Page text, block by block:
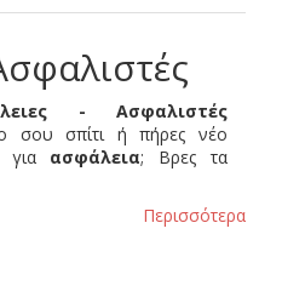
- Ασφαλιστές
σου σπίτι ή πήρες νέο
για ασφάλεια; Βρες τα
Περισσότερα